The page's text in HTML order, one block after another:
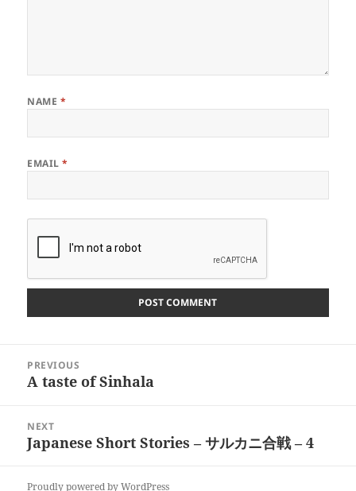
NAME *
EMAIL*
navigation
PREVIOUS
Previous
A taste of Sinhala
NEXT
Next
Japanese Short Stories – サルカニ合戦 – 4
Proudly powered by WordPress